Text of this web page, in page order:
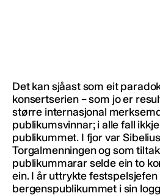
Det kan sjåast som eit
konsertserien – som jo er
større internasjonal
publikumsvinnar; i alle fall
publikummet. I fjor var
Torgalmenningen og som
publikummarar selde ein to
ein. I år uttrykte
bergenspublikummet i sin